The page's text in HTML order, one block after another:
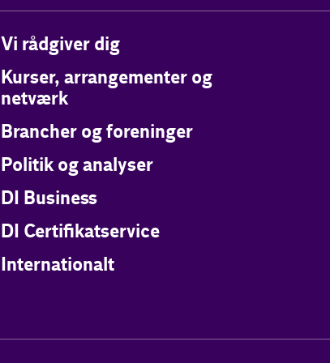
Vi rådgiver dig
Kurser, arrangementer og
netværk
Brancher og foreninger
Politik og analyser
DI Business
DI Certifikatservice
Internationalt